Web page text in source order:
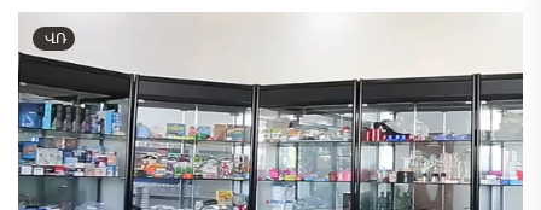
ՎՌ